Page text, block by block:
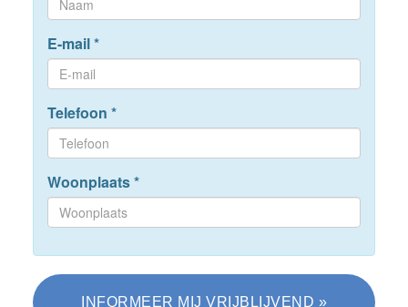
E-mail*
Telefoon *
Woonplaats*